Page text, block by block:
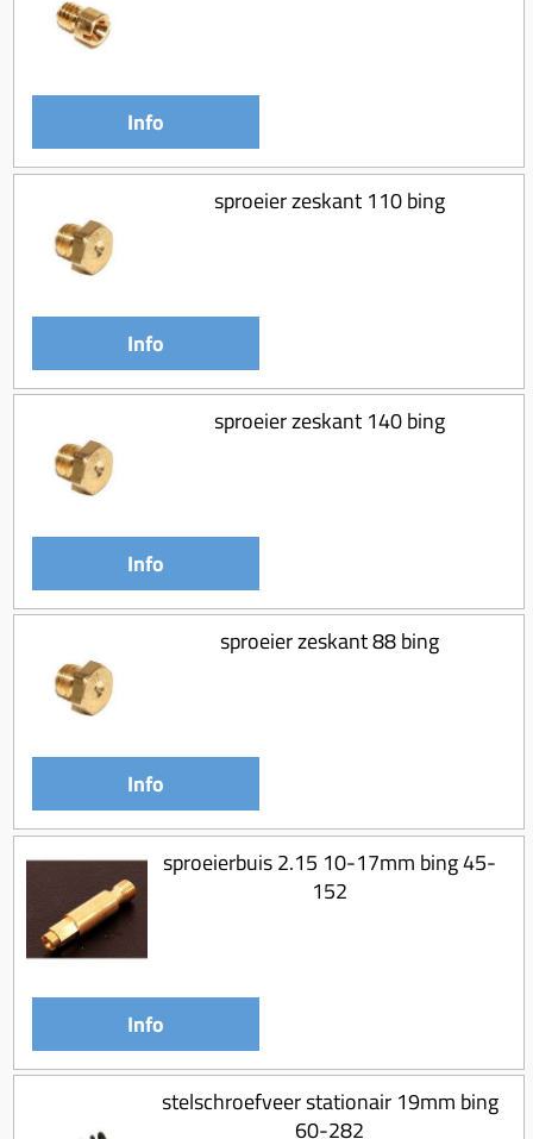
Info
sproeier zeskant 110 bing
Info
sproeier zeskant 140 bing
Info
sproeier zeskant 88 bing
Info
sproeierbuis 2.15 10-17mm bing 45-
152
Info
stelschroefveer stationair 19mm bing
60-282